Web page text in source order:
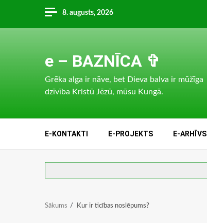
content
8. augusts, 2026
e – BAZNĪCA ✞
Grēka alga ir nāve, bet Dieva balva ir mūžīga
dzīvība Kristū Jēzū, mūsu Kungā.
E-KONTAKTI E-PROJEKTS E-ARHĪVS
Sākums Kur ir ticības noslēpums?